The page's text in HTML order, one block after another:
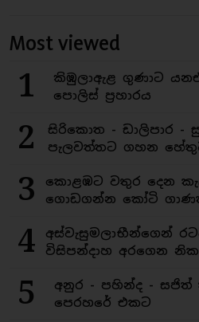
Most viewed
1
කිඹුලාඇළ ගුණාට
පොලිස් ප්‍රහාරය
2
සිරිකොත - ඩාලිපාර -
පැලවත්තට ගහන
3
කොළඹට වතුර දෙන
ගොඩගන්න කෝටි
4
අස්වැසුමලාභීන්ගෙන්
විසිපන්දාහ අරගෙන
5
අනුර - පහින්ද -
පෙරහරේ එකට